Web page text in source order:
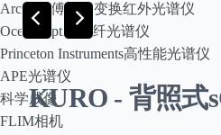
Arcoptix傅里叶变换红外光谱仪
Ocean Optics光纤光谱仪
Princeton Instruments高性能光谱仪
APE光谱仪
科学成像
FLIM相机
KURO - 背照式